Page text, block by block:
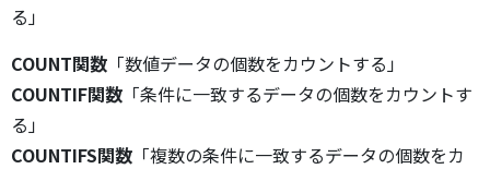
る」
COUNT関数 「数値データの個数をカウントする」
COUNTIF関数 「条件に一致するデータの個数をカウントす
る」
COUNTIFS関数 「複数の条件に一致するデータの個数をカ